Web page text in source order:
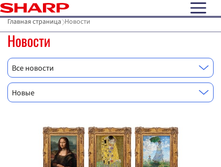
open
Главная страница Новости
Новости
Все новости
Новые